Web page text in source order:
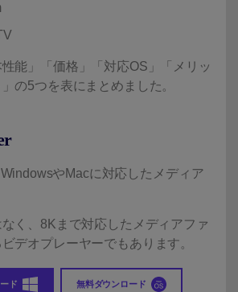
能」「価格」「対応OS」「メリッ
の5つを表にまとめました。
やMacに対応したメディア
く、8Kまで対応したメディアファ
デオプレーヤーでもあります。
ド 無料ダウンロード